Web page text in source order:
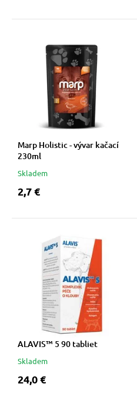
Marp Holistic - vývar kačací
230ml
Skladem
2,7 €
ALAVIS™ 5 90 tabliet
Skladem
24,0 €